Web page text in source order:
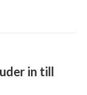
in till